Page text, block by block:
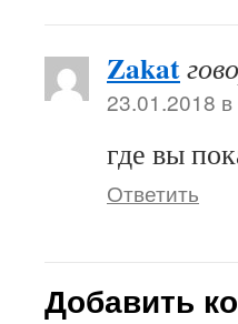
Zakat
23.01.2018
где вы
Ответить
Добавить